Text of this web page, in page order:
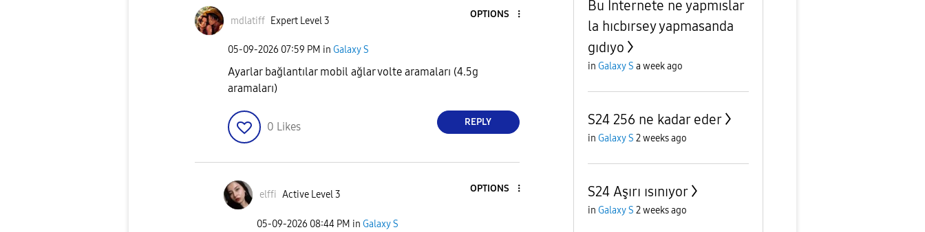
mdlatiff Expert Level 3
OPTIONS
‎05-09-2026 07:59 PM in Galaxy S
Ayarlar bağlantılar mobil ağlar volte aramaları (4.5g
aramaları)
0 Likes REPLY
elffi Active Level 3
OPTIONS
‎05-09-2026 08:44 PM in Galaxy S
Bu İnternete ne yapmıslar
la hıcbırsey yapmasanda
gıdıyo
in Galaxy S a week ago
S24 256 ne kadar eder
in Galaxy S 2 weeks ago
S24 Aşırı ısınıyor
in Galaxy S 2 weeks ago